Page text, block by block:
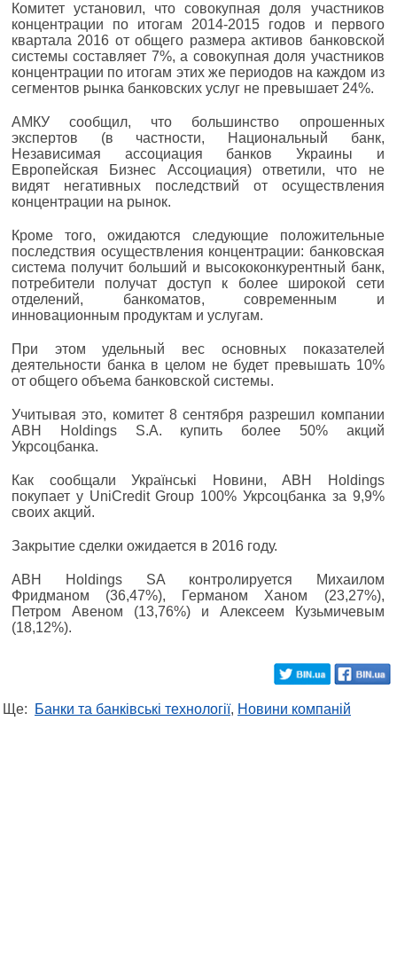
Комитет установил, что совокупная доля участников
концентрации по итогам 2014-2015 годов и первого
квартала 2016 от общего размера активов банковской
системы составляет 7%, а совокупная доля участников
концентрации по итогам этих же периодов на каждом из
сегментов рынка банковских услуг не превышает 24%.
АМКУ сообщил, что большинство опрошенных
экспертов (в частности, Национальный банк,
Независимая ассоциация банков Украины и
Европейская Бизнес Ассоциация) ответили, что не
видят негативных последствий от осуществления
концентрации на рынок.
Кроме того, ожидаются следующие положительные
последствия осуществления концентрации: банковская
система получит больший и высококонкурентный банк,
потребители получат доступ к более широкой сети
отделений, банкоматов, современным и
инновационным продуктам и услугам.
При этом удельный вес основных показателей
деятельности банка в целом не будет превышать 10%
от общего объема банковской системы.
Учитывая это, комитет 8 сентября разрешил компании
ABH Holdings S.A. купить более 50% акций
Укрсоцбанка.
Как сообщали Українські Новини, ABH Holdings
покупает у UniCredit Group 100% Укрсоцбанка за 9,9%
своих акций.
Закрытие сделки ожидается в 2016 году.
ABH Holdings SA контролируется Михаилом
Фридманом (36,47%), Германом Ханом (23,27%),
Петром Авеном (13,76%) и Алексеем Кузьмичевым
(18,12%).
Ще: Банки та банківські технології, Новини компаній